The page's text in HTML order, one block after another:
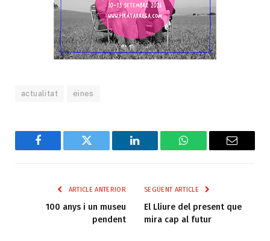
actualitat eines
Facebook Twitter LinkedIn WhatsAppEmail
ARTICLE ANTERIOR
100 anys i un museu
pendent
SEGÜENT ARTICLE
El Lliure del present que
mira cap al futur